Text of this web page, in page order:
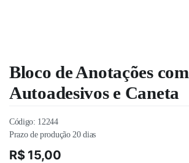
Bloco de Anotações com
Autoadesivos e Caneta
Código: 12244
Prazo de produção 20 dias
R$15,00